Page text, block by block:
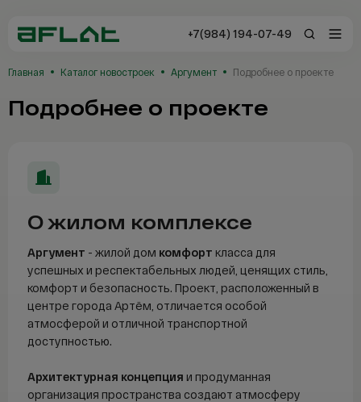
+7(984) 194-
Каталог
Новостройки
Сервисы AFLAT
Таиланд
Аренда
+7(984) 194-07-49
Главная Каталог новостроек Аргумент Подробнее о проекте
Подробнее о проекте
О жилом комплексе
Аргумент - жилой дом комфорт класса для
успешных и респектабельных людей, ценящих стиль,
комфорт и безопасность. Проект, расположенный в
центре города Артём, отличается особой
атмосферой и отличной транспортной
доступностью.
Архитектурная концепция и продуманная
организация пространства создают атмосферу